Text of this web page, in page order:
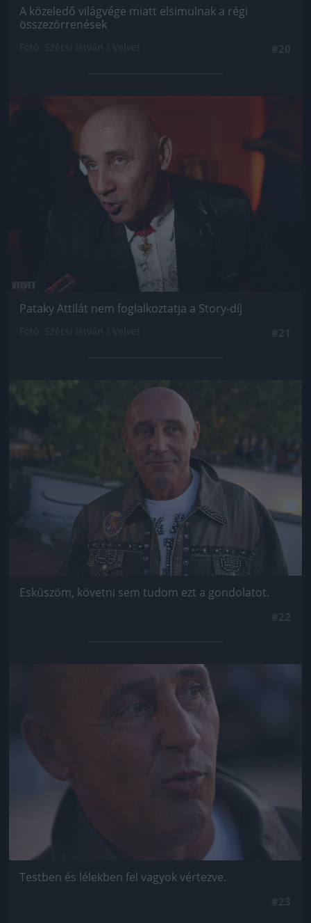
A közeledő világvége miatt elsimulnak a régi
összezörrenések
Jön még kép!
Pataky Attilát nem foglalkoztatja a Story-díj
Jön még kép!
Esküszöm, követni sem tudom ezt a gondolatot.
Jön még kép!
Testben és lélekben fel vagyok vértezve.